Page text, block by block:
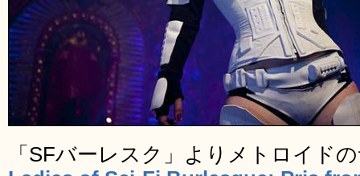
「SFバーレスク」よりメトロイド